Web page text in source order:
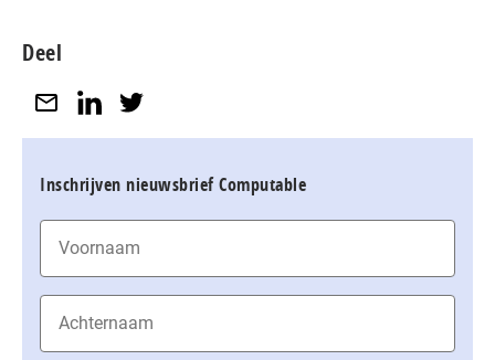
Deel
Inschrijven nieuwsbrief Computable